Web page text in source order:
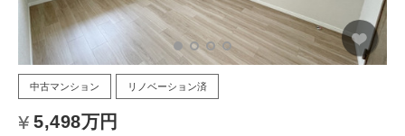
中古マンション リノベーション済
5,498万円